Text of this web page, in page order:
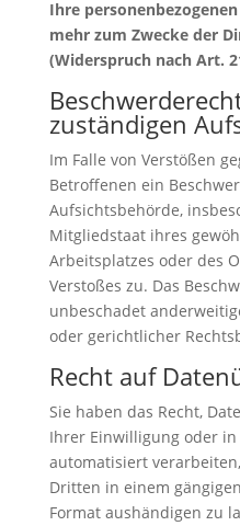
Ihre
mehr zum Zwecke der
(Widerspruch nach Art.
zuständigen
Im Falle von Verstößen
Betroffenen ein
Aufsichtsbehörde,
Mitgliedstaat ihres
Arbeitsplatzes oder des
Verstoßes zu. Das
unbeschadet
oder gerichtlicher
Recht auf
Sie haben das Recht,
Ihrer Einwilligung oder
automatisiert
Dritten in einem
Format aushändigen zu